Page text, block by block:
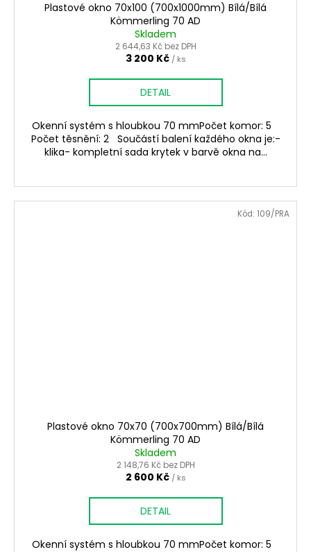
Plastové okno 70x100 (700x1000mm) Bílá/Bílá
Kömmerling 70 AD
Skladem
2 644,63 Kč bez DPH
3 200 Kč / ks
DETAIL
Okenní systém s hloubkou 70 mmPočet komor: 5
Počet těsnění: 2 Součástí balení každého okna je:-
klika- kompletní sada krytek v barvě okna na...
Plastové okno 70x70 (700x700mm) Bílá/Bílá
Kömmerling 70 AD
Skladem
2 148,76 Kč bez DPH
2 600 Kč / ks
DETAIL
Okenní systém s hloubkou 70 mmPočet komor: 5
Kód: 109/PRA